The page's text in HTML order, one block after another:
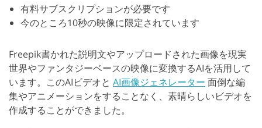
有料サブスクリプションが必要です
今のところ10秒の映像に限定されています
Freepik書かれた説明文やアップロードされた画像を現実
世界やファンタジーベースの映像に変換するAIを活用して
います。このAIビデオと AI画像ジェネレーター 面倒な編
集やアニメーションをすることなく、素晴らしいビデオを
作成することができました。